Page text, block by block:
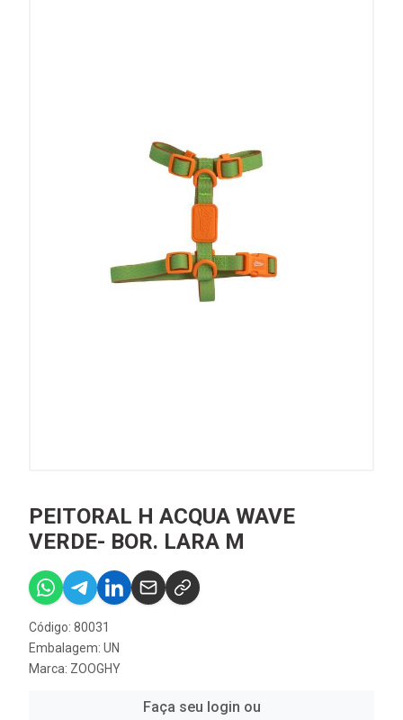
PEITORAL H ACQUA WAVE
VERDE- BOR. LARA M
Código: 80031
Embalagem: UN
Marca: ZOOGHY
Faça seu login ou